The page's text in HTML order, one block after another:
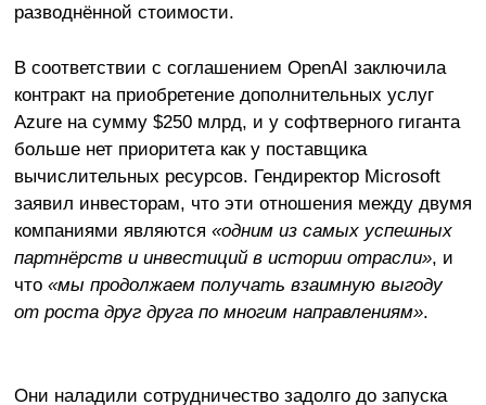
разводнённой стоимости.
В соответствии с соглашением OpenAI заключила
контракт на приобретение дополнительных услуг
Azure на сумму $250 млрд, и у софтверного гиганта
больше нет приоритета как у поставщика
вычислительных ресурсов. Гендиректор Microsoft
заявил инвесторам, что эти отношения между двумя
компаниями являются «одним из самых успешных
партнёрств и инвестиций в истории отрасли», и
что «мы продолжаем получать взаимную выгоду
от роста друг друга по многим направлениям».
Они наладили сотрудничество задолго до запуска